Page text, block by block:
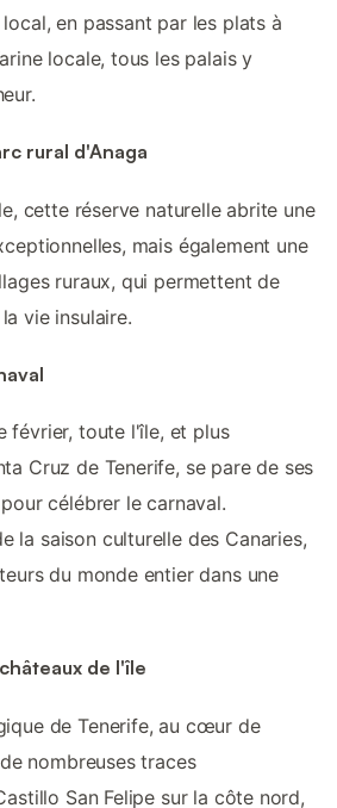
en passant par les plats à
locale, tous les palais y
rural d'Anaga
cette réserve naturelle abrite une
mais également une
ruraux, qui permettent de
vie insulaire.
février, toute l'île, et plus
Cruz de Tenerife, se pare de ses
célébrer le carnaval.
la saison culturelle des Canaries,
du monde entier dans une
de l'île
de Tenerife, au cœur de
nombreuses traces
San Felipe sur la côte nord,